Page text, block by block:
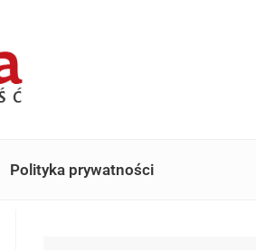
Polityka prywatności